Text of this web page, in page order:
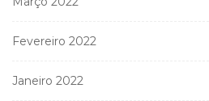
Fevereiro 2022
Janeiro 2022